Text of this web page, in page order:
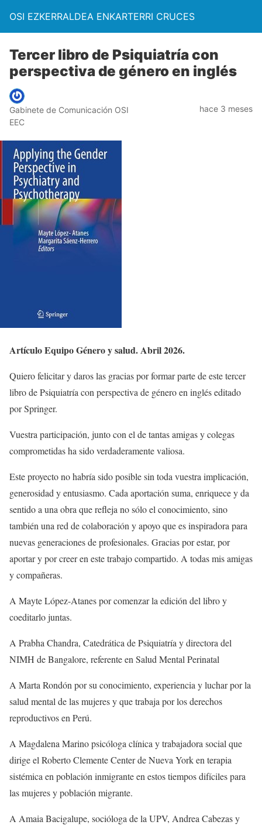
OSI EZKERRALDEA ENKARTERRI CRUCES
Tercer libro de Psiquiatría con
perspectiva de género en inglés
Gabinete de Comunicación OSI
EEC
hace 3 meses
Artículo Equipo Género y salud. Abril 2026.
Quiero felicitar y daros las gracias por formar parte de este tercer
libro de Psiquiatría con perspectiva de género en inglés editado
por Springer.
Vuestra participación, junto con el de tantas amigas y colegas
comprometidas ha sido verdaderamente valiosa.
Este proyecto no habría sido posible sin toda vuestra implicación,
generosidad y entusiasmo. Cada aportación suma, enriquece y da
sentido a una obra que refleja no sólo el conocimiento, sino
también una red de colaboración y apoyo que es inspiradora para
nuevas generaciones de profesionales. Gracias por estar, por
aportar y por creer en este trabajo compartido. A todas mis amigas
y compañeras.
A Mayte López-Atanes por comenzar la edición del libro y
coeditarlo juntas.
A Prabha Chandra, Catedrática de Psiquiatría y directora del
NIMH de Bangalore, referente en Salud Mental Perinatal
A Marta Rondón por su conocimiento, experiencia y luchar por la
salud mental de las mujeres y que trabaja por los derechos
reproductivos en Perú.
A Magdalena Marino psicóloga clínica y trabajadora social que
dirige el Roberto Clemente Center de Nueva York en terapia
sistémica en población inmigrante en estos tiempos difíciles para
las mujeres y población migrante.
A Amaia Bacigalupe, socióloga de la UPV, Andrea Cabezas y